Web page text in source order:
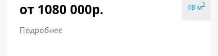
от 1080 000р.
Подробнее
48 м2